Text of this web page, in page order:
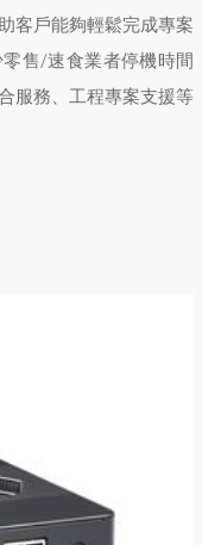
客戶能夠輕鬆完成專案
售/速食業者停機時間
服務、工程專案支援等